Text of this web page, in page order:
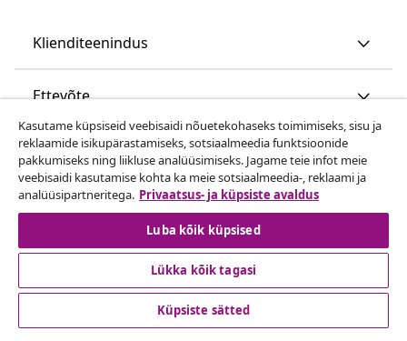
Klienditeenindus
Ettevõte
vidaXL
Vaata rohkem
Kasutame küpsiseid veebisaidi nõuetekohaseks toimimiseks, sisu ja
reklaamide isikupärastamiseks, sotsiaalmeedia funktsioonide
pakkumiseks ning liikluse analüüsimiseks. Jagame teie infot meie
veebisaidi kasutamise kohta ka meie sotsiaalmeedia-, reklaami ja
analüüsipartneritega. Privaatsus- ja küpsiste avaldus
Luba kõik küpsised
Lükka kõik tagasi
Küpsiste sätted